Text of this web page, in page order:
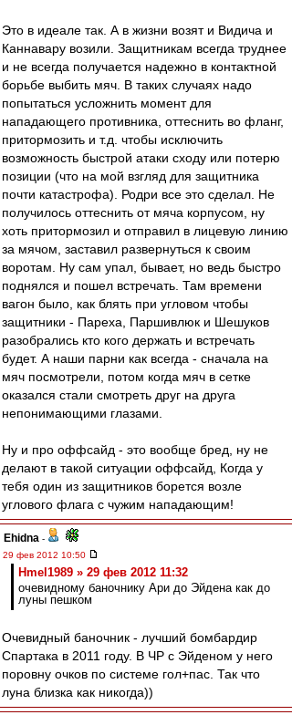
Это в идеале так. А в жизни возят и Видича и
Каннавару возили. Защитникам всегда труднее
и не всегда получается надежно в контактной
борьбе выбить мяч. В таких случаях надо
попытаться усложнить момент для
нападающего противника, оттеснить во фланг,
притормозить и т.д. чтобы исключить
возможность быстрой атаки сходу или потерю
позиции (что на мой взгляд для защитника
почти катастрофа). Родри все это сделал. Не
получилось оттеснить от мяча корпусом, ну
хоть притормозил и отправил в лицевую линию
за мячом, заставил развернуться к своим
воротам. Ну сам упал, бывает, но ведь быстро
поднялся и пошел встречать. Там времени
вагон было, как блять при угловом чтобы
защитники - Пареха, Паршивлюк и Шешуков
разобрались кто кого держать и встречать
будет. А наши парни как всегда - сначала на
мяч посмотрели, потом когда мяч в сетке
оказался стали смотреть друг на друга
непонимающими глазами.
Ну и про оффсайд - это вообще бред, ну не
делают в такой ситуации оффсайд, Когда у
тебя один из защитников борется возле
углового флага с чужим нападающим!
Ehidna -
29 фев 2012 10:50
Hmel1989 » 29 фев 2012 11:32
очевидному баночнику Ари до Эйдена как до
луны пешком
Очевидный баночник - лучший бомбардир
Спартака в 2011 году. В ЧР с Эйденом у него
поровну очков по системе гол+пас. Так что
луна близка как никогда))